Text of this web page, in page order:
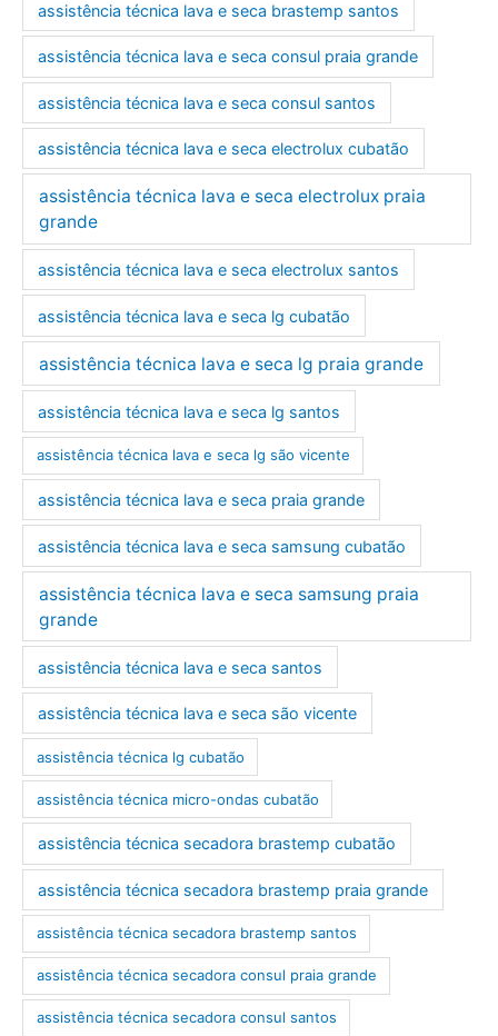
assistência técnica lava e seca brastemp santos
assistência técnica lava e seca consul praia grande
assistência técnica lava e seca consul santos
assistência técnica lava e seca electrolux cubatão
assistência técnica lava e seca electrolux praia
grande
assistência técnica lava e seca electrolux santos
assistência técnica lava e seca lg cubatão
assistência técnica lava e seca lg praia grande
assistência técnica lava e seca lg santos
assistência técnica lava e seca lg são vicente
assistência técnica lava e seca praia grande
assistência técnica lava e seca samsung cubatão
assistência técnica lava e seca samsung praia
grande
assistência técnica lava e seca santos
assistência técnica lava e seca são vicente
assistência técnica lg cubatão
assistência técnica micro-ondas cubatão
assistência técnica secadora brastemp cubatão
assistência técnica secadora brastemp praia grande
assistência técnica secadora brastemp santos
assistência técnica secadora consul praia grande
assistência técnica secadora consul santos